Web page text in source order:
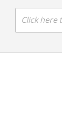
Click here